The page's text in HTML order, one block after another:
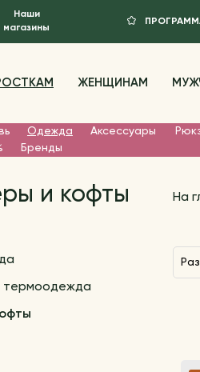
Наши
магазины
ЖЕНЩИНАМ
Одежда Аксессуары
Бренды
и кофты На
термоодежда